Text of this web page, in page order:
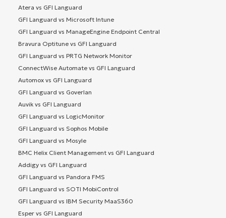
Atera vs GFI Languard
GFI Languard vs Microsoft Intune
GFI Languard vs ManageEngine Endpoint Central
Bravura Optitune vs GFI Languard
GFI Languard vs PRTG Network Monitor
ConnectWise Automate vs GFI Languard
Automox vs GFI Languard
GFI Languard vs Goverlan
Auvik vs GFI Languard
GFI Languard vs LogicMonitor
GFI Languard vs Sophos Mobile
GFI Languard vs Mosyle
BMC Helix Client Management vs GFI Languard
Addigy vs GFI Languard
GFI Languard vs Pandora FMS
GFI Languard vs SOTI MobiControl
GFI Languard vs IBM Security MaaS360
Esper vs GFI Languard